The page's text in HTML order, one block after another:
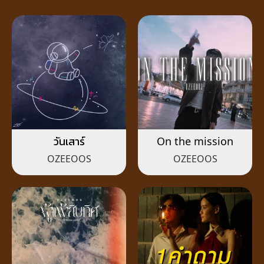
วันเสาร์
OZEEOOS
On the mission
OZEEOOS